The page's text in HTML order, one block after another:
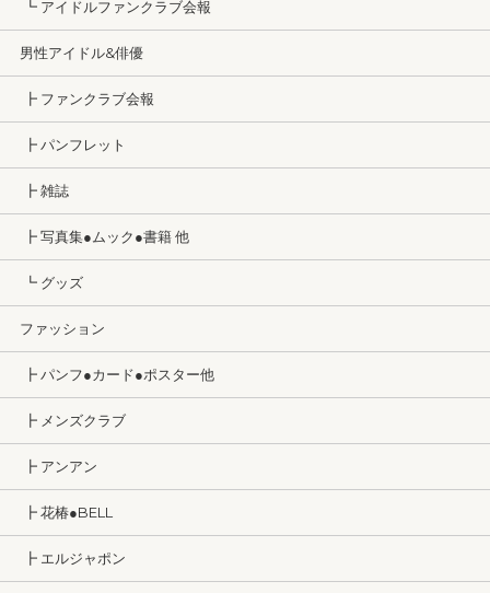
┗ アイドルファンクラブ会報
男性アイドル&俳優
┣ ファンクラブ会報
┣ パンフレット
┣ 雑誌
┣ 写真集●ムック●書籍 他
┗ グッズ
ファッション
┣ パンフ●カード●ポスター他
┣ メンズクラブ
┣ アンアン
┣ 花椿●BELL
┣ エルジャポン